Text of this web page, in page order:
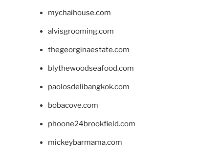
mychaihouse.com
alvisgrooming.com
thegeorginaestate.com
blythewoodseafood.com
paolosdelibangkok.com
bobacove.com
phoone24brookfield.com
mickeybarmama.com